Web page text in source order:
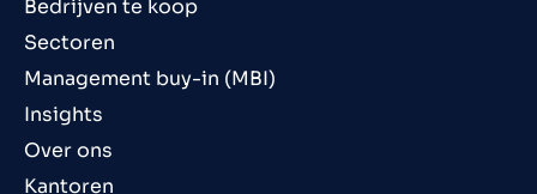
Bedrijven te koop
Sectoren
Management buy-in (MBI)
Insights
Over ons
Kantoren